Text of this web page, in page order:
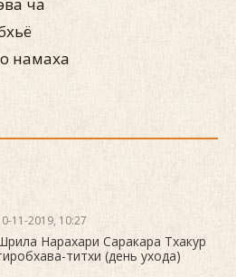
намаха
11-2019, 10:27
Нарахари Саракара Тхакур
титхи (день ухода)